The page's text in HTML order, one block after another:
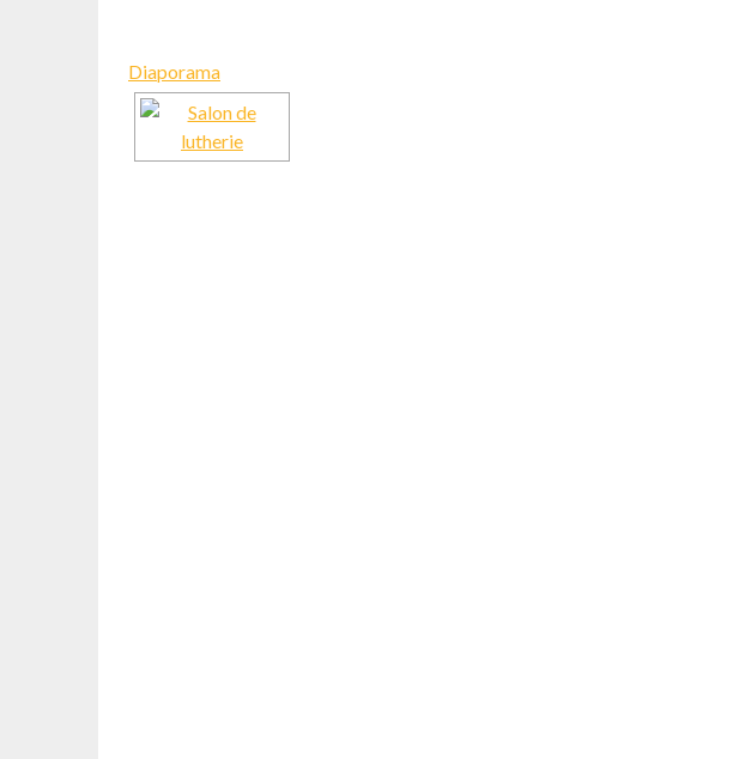
Diaporama